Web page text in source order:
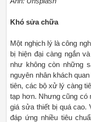
Khó sửa chữa
Một nghịch lý là công
bị hiện đại càng ngắn
như không còn những
nguyên nhân khách
tiên, các bộ xử lý càng
tạp hơn. Nhưng cũng có
giá sửa thiết bị quá cao.
đáp ứng nhiều tiêu